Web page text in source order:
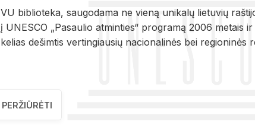
VU biblioteka, saugodama ne vieną unikalų lietuvių
į UNESCO „Pasaulio atminties“ programą 2006 metais
kelias dešimtis vertingiausių nacionalinės bei regioninės
PERŽIŪRĖTI